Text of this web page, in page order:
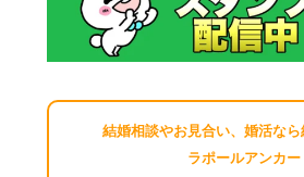
結婚相談やお見合い、婚活な
ラポールアンカー